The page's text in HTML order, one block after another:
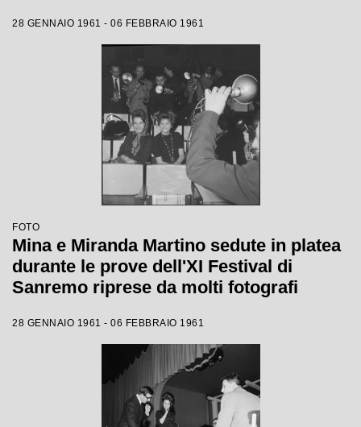
28 GENNAIO 1961 - 06 FEBBRAIO 1961
FOTO
Mina e Miranda Martino sedute in platea
durante le prove dell'XI Festival di
Sanremo riprese da molti fotografi
28 GENNAIO 1961 - 06 FEBBRAIO 1961